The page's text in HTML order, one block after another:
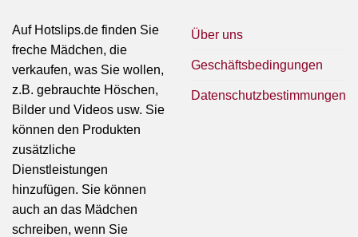
Auf Hotslips.de finden Sie
freche Mädchen, die
verkaufen, was Sie wollen,
z.B. gebrauchte Höschen,
Bilder und Videos usw. Sie
können den Produkten
zusätzliche
Dienstleistungen
hinzufügen. Sie können
auch an das Mädchen
schreiben, wenn Sie
Über uns
Geschäftsbedingungen
Datenschutzbestimmungen